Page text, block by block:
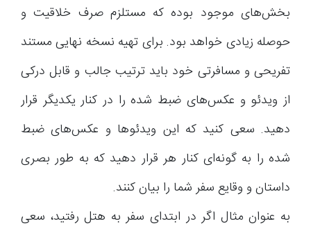
بخش‌های موجود بوده که مستلزم صرف خلاقیت و
حوصله زیادی خواهد بود. برای تهیه نسخه نهایی مستند
تفریحی و مسافرتی خود باید ترتیب جالب و قابل درکی
از ویدئو و عکس‌های ضبط شده را در کنار یکدیگر قرار
دهید. سعی کنید که این ویدئوها و عکس‌های ضبط
شده را به گونه‌ای کنار هر قرار دهید که به طور بصری
داستان و وقایع سفر شما را بیان کنند.
به عنوان مثال اگر در ابتدای سفر به هتل رفتید، سعی